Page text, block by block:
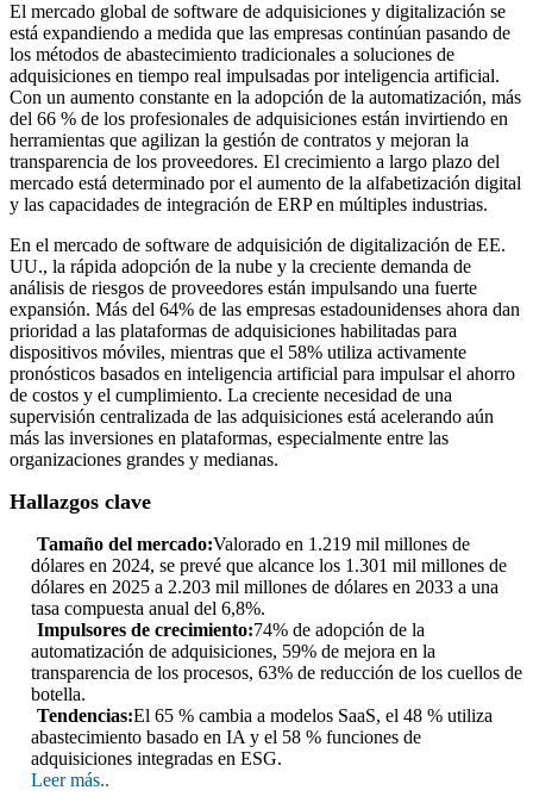
El mercado global de software de adquisiciones y digitalización se
está expandiendo a medida que las empresas continúan pasando de
los métodos de abastecimiento tradicionales a soluciones de
adquisiciones en tiempo real impulsadas por inteligencia artificial.
Con un aumento constante en la adopción de la automatización, más
del 66 % de los profesionales de adquisiciones están invirtiendo en
herramientas que agilizan la gestión de contratos y mejoran la
transparencia de los proveedores. El crecimiento a largo plazo del
mercado está determinado por el aumento de la alfabetización digital
y las capacidades de integración de ERP en múltiples industrias.
En el mercado de software de adquisición de digitalización de EE.
UU., la rápida adopción de la nube y la creciente demanda de
análisis de riesgos de proveedores están impulsando una fuerte
expansión. Más del 64% de las empresas estadounidenses ahora dan
prioridad a las plataformas de adquisiciones habilitadas para
dispositivos móviles, mientras que el 58% utiliza activamente
pronósticos basados ​​en inteligencia artificial para impulsar el ahorro
de costos y el cumplimiento. La creciente necesidad de una
supervisión centralizada de las adquisiciones está acelerando aún
más las inversiones en plataformas, especialmente entre las
organizaciones grandes y medianas.
Hallazgos clave
Tamaño del mercado:Valorado en 1.219 mil millones de
dólares en 2024, se prevé que alcance los 1.301 mil millones de
dólares en 2025 a 2.203 mil millones de dólares en 2033 a una
tasa compuesta anual del 6,8%.
Impulsores de crecimiento:74% de adopción de la
automatización de adquisiciones, 59% de mejora en la
transparencia de los procesos, 63% de reducción de los cuellos de
botella.
Tendencias:El 65 % cambia a modelos SaaS, el 48 % utiliza
abastecimiento basado en IA y el 58 % funciones de
adquisiciones integradas en ESG.
Leer más..